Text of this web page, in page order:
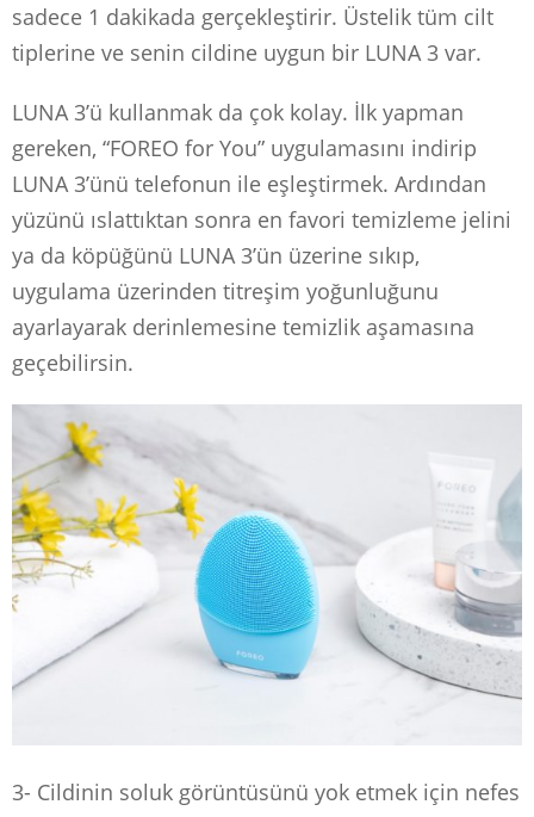
sadece 1 dakikada gerçekleştirir. Üstelik tüm cilt
tiplerine ve senin cildine uygun bir LUNA 3 var.
LUNA 3’ü kullanmak da çok kolay. İlk yapman
gereken, “FOREO for You” uygulamasını indirip
LUNA 3’ünü telefonun ile eşleştirmek. Ardından
yüzünü ıslattıktan sonra en favori temizleme jelini
ya da köpüğünü LUNA 3’ün üzerine sıkıp,
uygulama üzerinden titreşim yoğunluğunu
ayarlayarak derinlemesine temizlik aşamasına
geçebilirsin.
3- Cildinin soluk görüntüsünü yok etmek için nefes